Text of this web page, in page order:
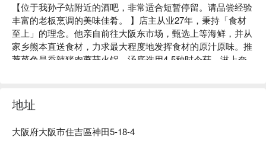
【位于我孙子站附近的酒吧，非常适合短暂停留。请品尝经验
丰富的老板烹调的美味佳肴。 】店主从业27年，秉持「食材
至上」的理念。他亲自前往大阪东市场，甄选上等海鲜，并从
家乡熊本直送食材，力求最大程度地发挥食材的原汁原味。推
荐菜色是香辣猪肉蘑菇火锅。汤底选用4-5种时令菇，淋上奈
格。一楼设有可近距离观赏店主刀刀的吧台座位，二楼则设有
最多可容纳12人的餐桌，适合闺蜜聚会或亲子聚会。如果您想
地址
大阪府大阪市住吉區神田5-18-4